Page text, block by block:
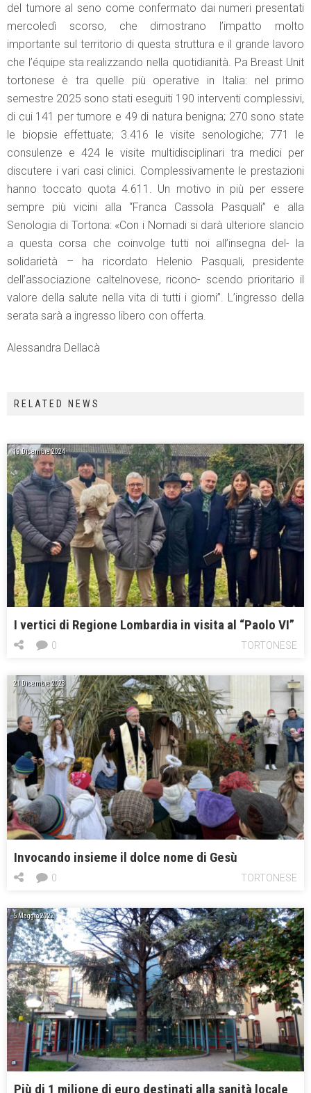
del tumore al seno come confermato dai numeri presentati
mercoledì scorso, che dimostrano l’impatto molto
importante sul territorio di questa struttura e il grande lavoro
che l’équipe sta realizzando nella quotidianità. Pa Breast Unit
tortonese è tra quelle più operative in Italia: nel primo
semestre 2025 sono stati eseguiti 190 interventi complessivi,
di cui 141 per tumore e 49 di natura benigna; 270 sono state
le biopsie effettuate; 3.416 le visite senologiche; 771 le
consulenze e 424 le visite multidisciplinari tra medici per
discutere i vari casi clinici. Complessivamente le prestazioni
hanno toccato quota 4.611. Un motivo in più per essere
sempre più vicini alla “Franca Cassola Pasquali” e alla
Senologia di Tortona: «Con i Nomadi si darà ulteriore slancio
a questa corsa che coinvolge tutti noi all’insegna del- la
solidarietà – ha ricordato Helenio Pasquali, presidente
dell’associazione caltelnovese, ricono- scendo prioritario il
valore della salute nella vita di tutti i giorni”. L’ingresso della
serata sarà a ingresso libero con offerta.
Alessandra Dellacà
RELATED NEWS
19 Dicembre 2024
I vertici di Regione Lombardia in visita al “Paolo VI”
TORTONESE
0
21 Dicembre 2023
Invocando insieme il dolce nome di Gesù
TORTONESE
0
5 Maggio 2022
Più di 1 milione di euro destinati alla sanità locale